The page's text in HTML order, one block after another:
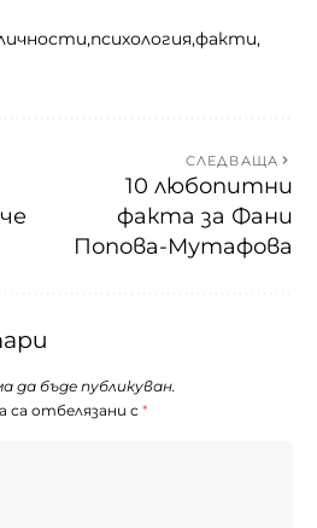
психология факти
СЛЕДВАЩА
10 любопитни
факта за Фани
Попова-Мутафова
да бъде публикуван.
отбелязани с *